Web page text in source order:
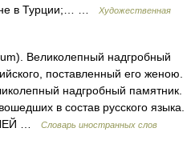
в Турции;… …
Художественная
Великолепный надгробный
поставленный его женою.
надгробный памятник.
в состав русского языка.
…
Словарь иностранных слов